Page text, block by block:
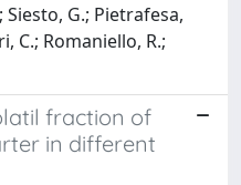
Siesto, G.; Pietrafesa,
C.; Romaniello, R.;
fraction of
in different